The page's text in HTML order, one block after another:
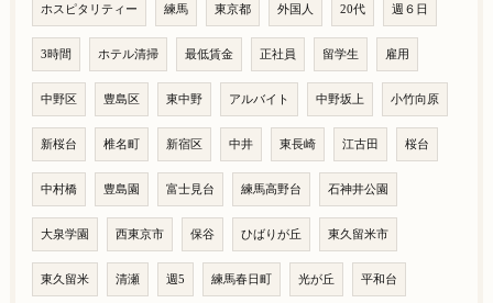
ホスピタリティー 練馬 東京都 外国人 20代 週６日
3時間 ホテル清掃 最低賃金 正社員 留学生 雇用
中野区 豊島区 東中野 アルバイト 中野坂上 小竹向原
新桜台 椎名町 新宿区 中井 東長崎 江古田 桜台
中村橋 豊島園 富士見台 練馬高野台 石神井公園
大泉学園 西東京市 保谷 ひばりが丘 東久留米市
東久留米 清瀬 週5 練馬春日町 光が丘 平和台